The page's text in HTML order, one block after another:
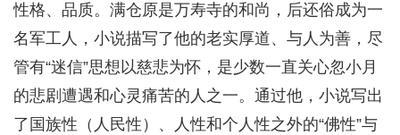
性格、品质。满仓原是万寿寺的和尚，后还俗成为一
名军工人，小说描写了他的老实厚道、与人为善，尽
管有“迷信”思想以慈悲为怀，是少数一直关心忽小月
的悲剧遭遇和心灵痛苦的人之一。通过他，小说写出
了国族性（人民性）、人性和个人性之外的“佛性”与